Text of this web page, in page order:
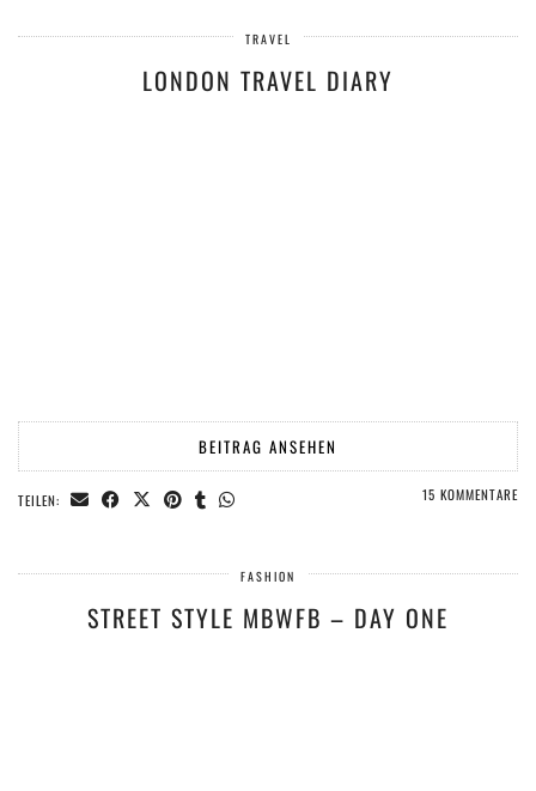
TRAVEL
LONDON TRAVEL DIARY
BEITRAG ANSEHEN
TEILEN: 15 KOMMENTARE
FASHION
STREET STYLE MBWFB – DAY ONE